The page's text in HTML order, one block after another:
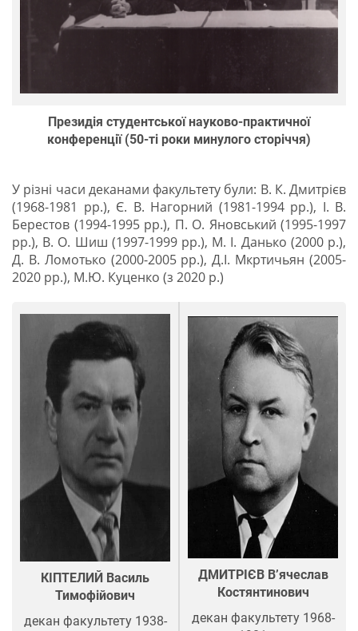
Президія студентської науково-практичної
конференції (50-ті роки минулого сторіччя)
У різні часи деканами факультету були: В. К. Дмитрієв
(1968-1981 рр.), Є. В. Нагорний (1981-1994 рр.), І. В.
Берестов (1994-1995 рр.), П. О. Яновський (1995-1997
рр.), В. О. Шиш (1997-1999 рр.), М. І. Данько (2000 р.),
Д. В. Ломотько (2000-2005 рр.), Д.І. Мкртичьян (2005-
2020 рр.), М.Ю. Куценко (з 2020 р.)
КІПТЕЛИЙ Василь
Тимофійович
декан факультету 1938-
ДМИТРІЄВ В’ячеслав
Костянтинович
декан факультету 1968-